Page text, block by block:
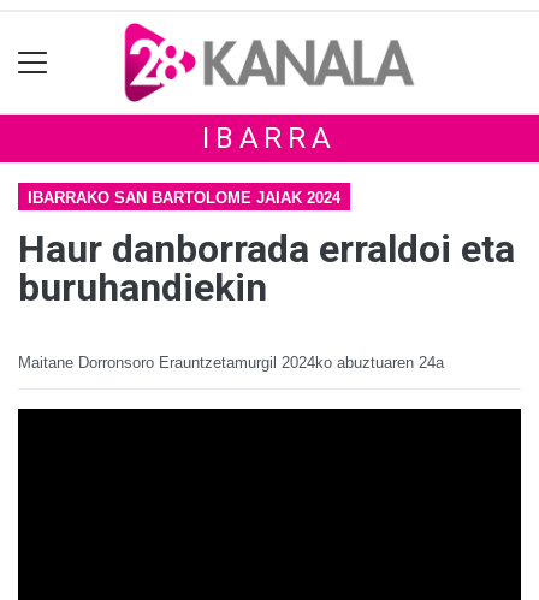
IBARRA
IBARRAKO SAN BARTOLOME JAIAK 2024
Haur danborrada erraldoi eta
buruhandiekin
Maitane Dorronsoro Erauntzetamurgil 2024ko abuztuaren 24a